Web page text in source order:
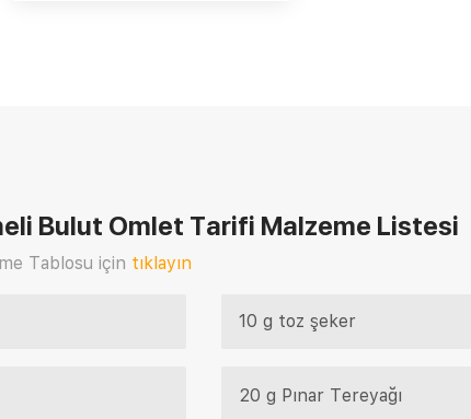
Bulut Omlet Tarifi Malzeme Listesi
Tablosu için tıklayın
10 g toz şeker
20 g Pınar Tereyağı